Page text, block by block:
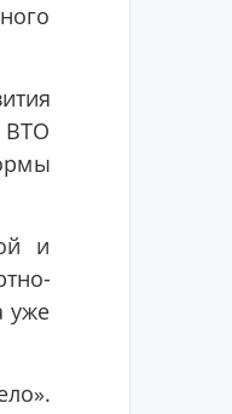
ВТО
и
уже